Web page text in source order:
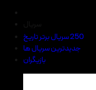
250 سریال برتر تاریخ
جدیدترین سریال ها
بازیگران